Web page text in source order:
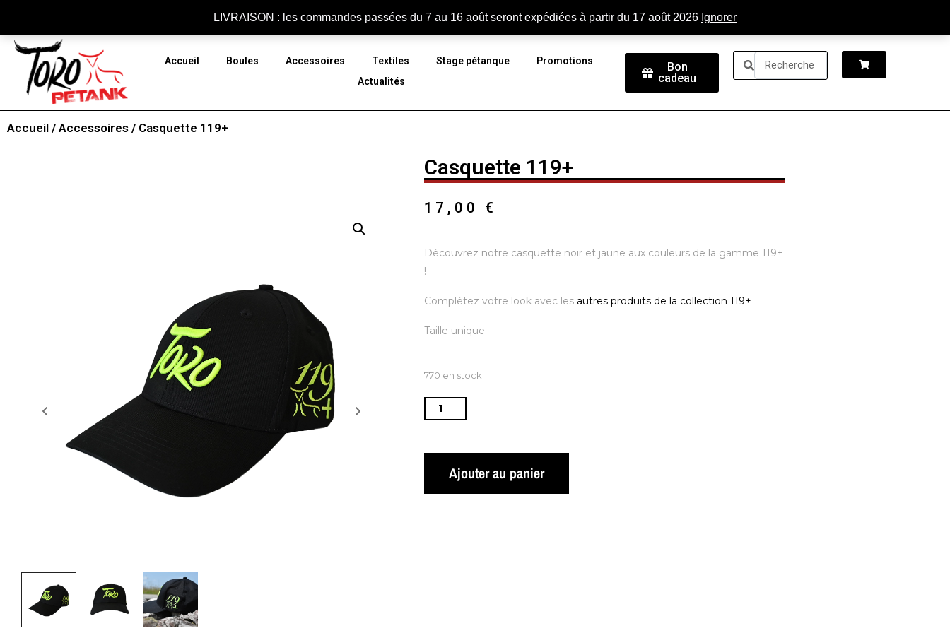
LIVRAISON : les commandes passées du 7 au 16 août seront expédiées à partir du 17 août 2026 Ignorer
Contactez-nous Connexion
Accueil Boules Accessoires Textiles Stage pétanque
Promotions
Actualités
Bon
cadeau
Accueil / Accessoires / Casquette 119+
Casquette 119+
17,00 €
Découvrez notre casquette noir et jaune aux couleurs de la gamme 119+
!
Complétez votre look avec les autres produits de la collection 119+
Taille unique
770 en stock
Ajouter au panier